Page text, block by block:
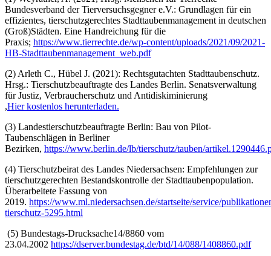
Bundesverband der Tierversuchsgegner e.V.: Grundlagen für ein
effizientes, tierschutzgerechtes Stadttaubenmanagement in deutschen
(Groß)Städten. Eine Handreichung für die
Praxis; https://www.tierrechte.de/wp-content/uploads/2021/09/2021-
HB-Stadttaubenmanagement_web.pdf
(2) Arleth C., Hübel J. (2021): Rechtsgutachten Stadttaubenschutz.
Hrsg.: Tierschutzbeauftragte des Landes Berlin. Senatsverwaltung
für Justiz, Verbraucherschutz und Antidiskiminierung
,Hier kostenlos herunterladen.
(3) Landestierschutzbeauftragte Berlin: Bau von Pilot-
Taubenschlägen in Berliner
Bezirken, https://www.berlin.de/lb/tierschutz/tauben/
(4) Tierschutzbeirat des Landes Niedersachsen: Empfehlungen zur
tierschutzgerechten Bestandskontrolle der Stadttaubenpopulation.
Überarbeitete Fassung von
2019. https://www.ml.niedersachsen.de/startseite/service/
tierschutz-5295.html
(5) Bundestags-Drucksache14/8860 vom
23.04.2002 https://dserver.bundestag.de/btd/14/088/1408860.pdf